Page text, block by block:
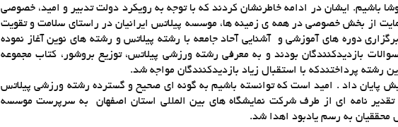
باشیم. ایشان در ادامه خاطرنشان کردند که با توجه به رویکرد دولت تدبیر و امید، خصوصی
از بخش خصوصی در همه ی زمینه ها، موسسه پیلاتس ایرانیان در راستای سلامت و تقویت
دوره های آموزشی و آشنایی آحاد جامعه با رشته پیلاتس و رشته های نوین آغاز نموده
بازدیدکنندگان بودند و به معرفی رشته ورزشی پیلاتس، توزیع بروشور، کتاب مجموعه
پرداختندکه با استقبال زیاد بازدیدکنندگان مواجه شد.
اختتامیه به مدت 5 روز به فعالیت خویش پایان داد . امید است که توانسته باشیم به گونه ای صحیح و گسترده رشته ورزشی پیلاتس
نامه ای از طرف شرکت نمایشگاه های بین المللی استان اصفهان به سرپرست موسسه
محققیان به رسم یادبود اهدا شد.